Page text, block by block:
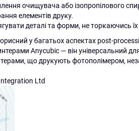
очищувача або ізопропілового
елементів друку.
деталі та форми, не торкаючись
у багатьох аспектах post-
Anycubic — він універсальний
що друкують фотополімером,
Ltd